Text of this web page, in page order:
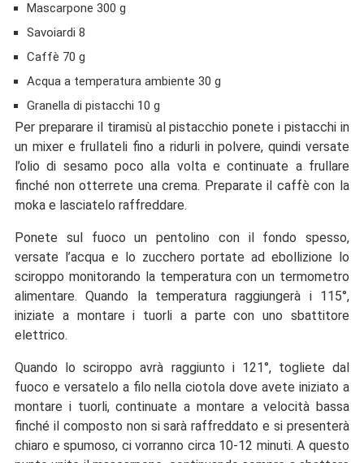
Mascarpone 300 g
Savoiardi 8
Caffè 70 g
Acqua a temperatura ambiente 30 g
Granella di pistacchi 10 g
Per preparare il tiramisù al pistacchio ponete i pistacchi in
un mixer e frullateli fino a ridurli in polvere, quindi versate
l’olio di sesamo poco alla volta e continuate a frullare
finché non otterrete una crema. Preparate il caffè con la
moka e lasciatelo raffreddare.
Ponete sul fuoco un pentolino con il fondo spesso,
versate l’acqua e lo zucchero portate ad ebollizione lo
sciroppo monitorando la temperatura con un termometro
alimentare. Quando la temperatura raggiungerà i 115°,
iniziate a montare i tuorli a parte con uno sbattitore
elettrico.
Quando lo sciroppo avrà raggiunto i 121°, togliete dal
fuoco e versatelo a filo nella ciotola dove avete iniziato a
montare i tuorli, continuate a montare a velocità bassa
finché il composto non si sarà raffreddato e si presenterà
chiaro e spumoso, ci vorranno circa 10-12 minuti. A questo